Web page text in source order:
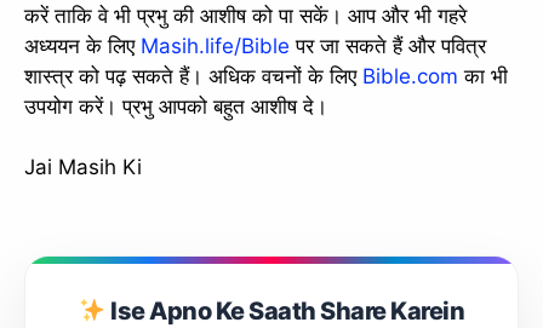
करें ताकि वे भी प्रभु की आशीष को पा सकें। आप और भी गहरे
अध्ययन के लिए Masih.life/Bible पर जा सकते हैं और पवित्र
शास्त्र को पढ़ सकते हैं। अधिक वचनों के लिए Bible.com का भी
उपयोग करें। प्रभु आपको बहुत आशीष दे।
Jai Masih Ki
Ise Apno Ke Saath Share Karein